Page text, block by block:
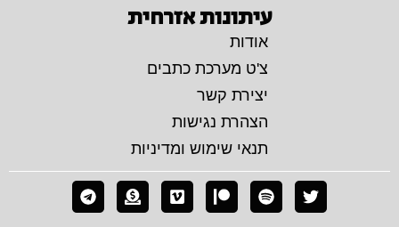
עיתונות אזרחית
אודות
צ'ט מערכת כתבים
יצירת קשר
הצהרת נגישות
תנאי שימוש ומדיניות